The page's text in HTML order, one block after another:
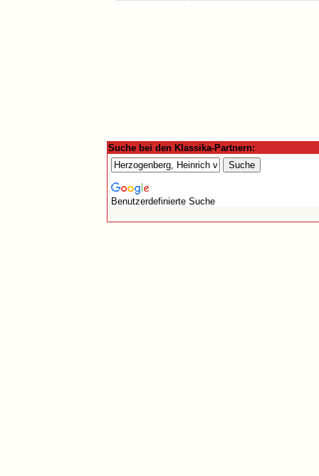
Suche bei den Klassika-Partnern:
Benutzerdefinierte Suche